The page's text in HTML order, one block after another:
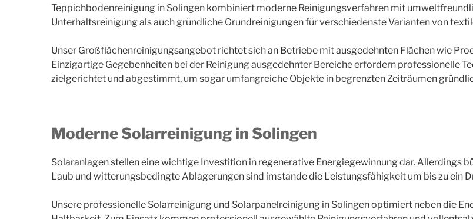
Teppichbodenreinigung in Solingen kombiniert moderne Reinigungsverfahren mit
Unterhaltsreinigung als auch gründliche Grundreinigungen für verschiedenste Varianten von
Unser Großflächenreinigungsangebot richtet sich an Betriebe mit ausgedehnten Flächen wie
Einzigartige Gegebenheiten bei der Reinigung ausgedehnter Bereiche erfordern professionelle
zielgerichtet und abgestimmt, um sogar umfangreiche Objekte in begrenzten Zeiträumen
Moderne Solarreinigung in Solingen
Solaranlagen stellen eine wichtige Investition in regenerative Energiegewinnung dar. Allerdings
Laub und witterungsbedingte Ablagerungen sind imstande die Leistungsfähigkeit um bis zu ein
Unsere professionelle Solarreinigung und Solarpanelreinigung in Solingen optimiert neben die